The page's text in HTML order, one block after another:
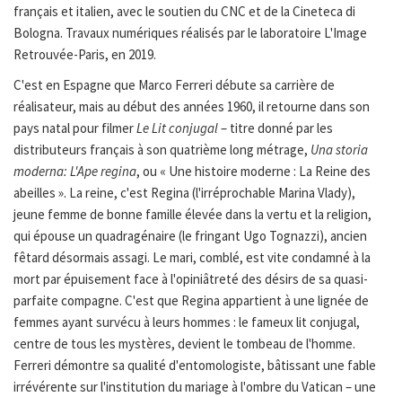
français et italien, avec le soutien du CNC et de la Cineteca di
Bologna. Travaux numériques réalisés par le laboratoire L'Image
Retrouvée-Paris, en 2019.
C'est en Espagne que Marco Ferreri débute sa carrière de
réalisateur, mais au début des années 1960, il retourne dans son
pays natal pour filmerLe Lit conjugal– titre donné par les
distributeurs français à son quatrième long métrage, Una storia
moderna: L'Ape regina, ou « Une histoire moderne : La Reine des
abeilles ». La reine, c'est Regina (l'irréprochable Marina Vlady),
jeune femme de bonne famille élevée dans la vertu et la religion,
qui épouse un quadragénaire (le fringant Ugo Tognazzi), ancien
fêtard désormais assagi. Le mari, comblé, est vite condamné à la
mort par épuisement face à l'opiniâtreté des désirs de sa quasi-
parfaite compagne. C'est que Regina appartient à une lignée de
femmes ayant survécu à leurs hommes : le fameux lit conjugal,
centre de tous les mystères, devient le tombeau de l'homme.
Ferreri démontre sa qualité d'entomologiste, bâtissant une fable
irrévérente sur l'institution du mariage à l'ombre du Vatican – une